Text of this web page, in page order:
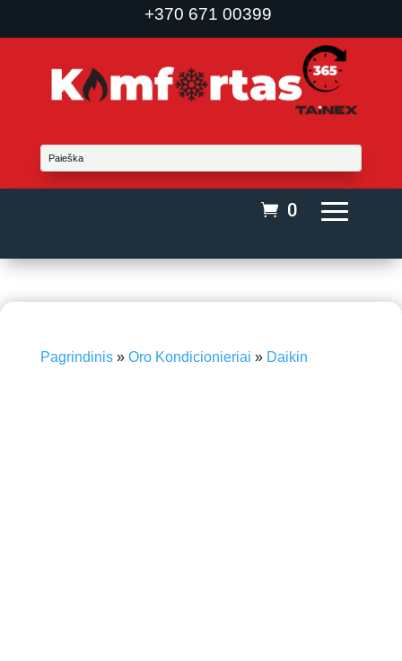
+370 671 00399
0
Pagrindinis» Oro Kondicionieriai » Daikin